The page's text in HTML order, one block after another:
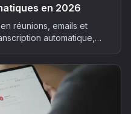
en 2026
réunions, emails et
automatique,
réunions, sans faux pas